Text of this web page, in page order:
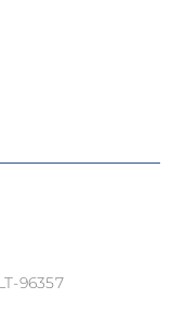
96357